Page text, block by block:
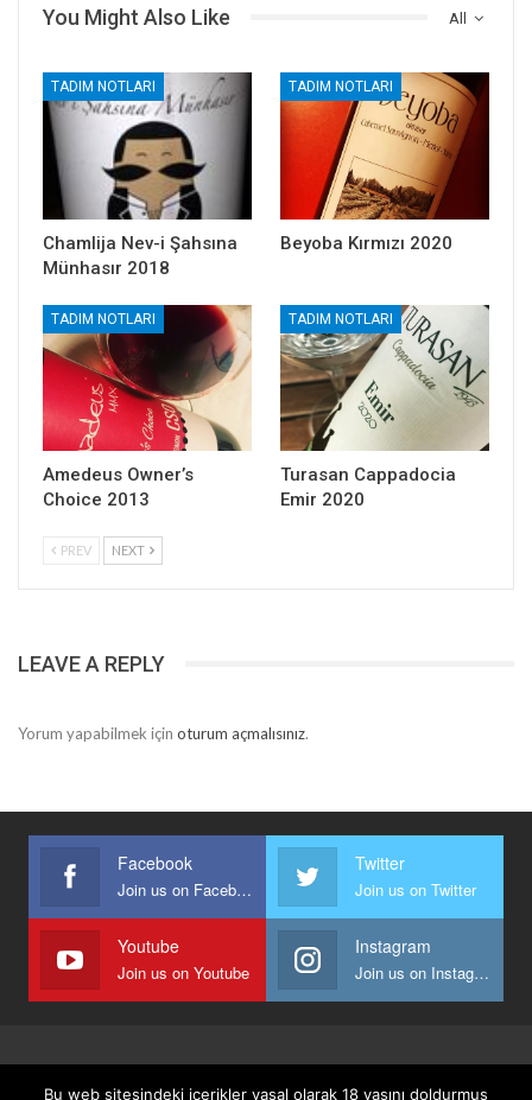
All
You Might Also Like
TADIM NOTLARI
Chamlija Nev-i Şahsına
Münhasır 2018
TADIM NOTLARI
Beyoba Kırmızı 2020
TADIM NOTLARI
Amedeus Owner’s
Choice 2013
TADIM NOTLARI
Turasan Cappadocia
Emir 2020
PREV NEXT
LEAVE A REPLY
Yorum yapabilmek için oturum açmalısınız.
Facebook
Join us on Facebook
Twitter
Join us on Twitter
Youtube
Join us on Youtube
Instagram
Join us on Instagram
Bu web sitesindeki içerikler yasal olarak 18 yaşını doldurmuş